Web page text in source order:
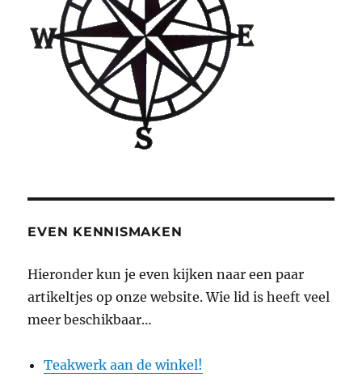
EVEN KENNISMAKEN
Hieronder kun je even kijken naar een paar
artikeltjes op onze website. Wie lid is heeft veel
meer beschikbaar…
Teakwerk aan de winkel!